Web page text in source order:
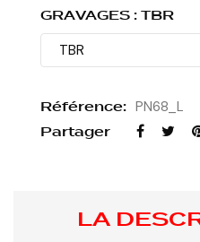
GRAVAGES : TBR
Référence: PN68_L
Partager
LA